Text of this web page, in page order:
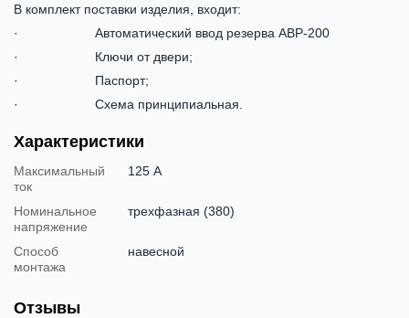
В комплект поставки изделия, входит:
· Автоматический ввод резерва АВР-200
· Ключи от двери;
· Паспорт;
· Схема принципиальная.
Характеристики
Максимальный
ток
125 А
Номинальное
напряжение
трехфазная (380)
Способ
монтажа
навесной
Отзывы